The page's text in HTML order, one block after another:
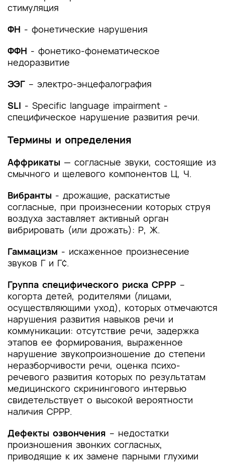
факторы, влияющие на исход заболевания или
состояния)
Критерии оценки качества медицинской
помощи
Список литературы
Приложение А1. Состав рабочей группы по
разработке и пересмотру клинических
рекомендаций
клинических рекомендаций
Приложение А3. Справочные материалы,
включая соответствие показаний к
применения и доз лекарственных препаратов,
инструкции по применению лекарственного
препарата
Приложение В. Информация для пациента
Приложение Г1-ГN. Шкалы оценки, вопросники
и другие оценочные инструменты состояния
пациента, приведенные в клинических
рекомендациях
стимуляция
ФН - фонетические нарушения
ФФН - фонетико-фонематическое
недоразвитие
ЭЭГ – электро-энцефалография
SLI - Specific language impairment -
специфическое нарушение развития речи.
Термины и определения
Аффрикаты — согласные звуки, состоящие из
смычного и щелевого компонентов Ц, Ч.
Вибранты - дрожащие, раскатистые
согласные, при произнесении которых струя
воздуха заставляет активный орган
вибрировать (или дрожать): Р, Ж.
Гаммацизм - искаженное произнесение
звуков Г и Г¢.
Группа специфического риска СРРР –
когорта детей, родителями (лицами,
осуществляющими уход), которых отмечаются
нарушения развития навыков речи и
коммуникации: отсутствие речи, задержка
этапов ее формирования, выраженное
нарушение звукопроизношение до степени
неразборчивости речи, оценка психо-
речевого развития которых по результатам
медицинского скринингового интервью
свидетельствует о высокой вероятности
наличия СРРР.
Дефекты озвончения – недостатки
произношения звонких согласных,
приводящие к их замене парными глухими